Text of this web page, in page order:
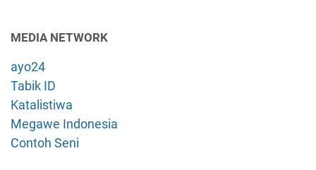
MEDIA NETWORK
ayo24
Tabik ID
Katalistiwa
Megawe Indonesia
Contoh Seni